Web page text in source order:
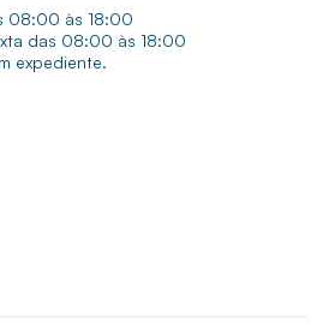
08:00 às 18:00
das 08:00 às 18:00
expediente.